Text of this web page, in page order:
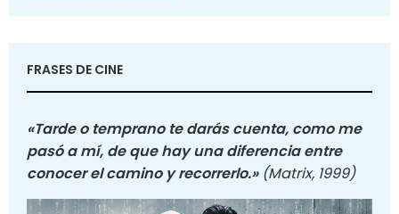
FRASES DE CINE
«Tarde o temprano te darás cuenta, como me
pasó a mí, de que hay una diferencia entre
conocer el camino y recorrerlo.» (Matrix, 1999)